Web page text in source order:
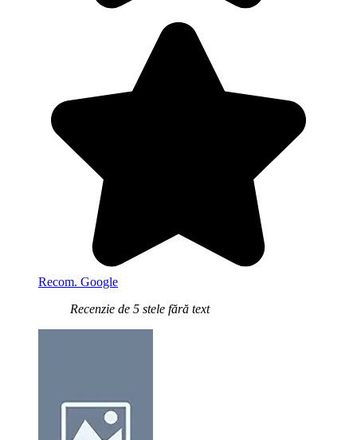
Recom. Google
Recenzie de 5 stele fără text